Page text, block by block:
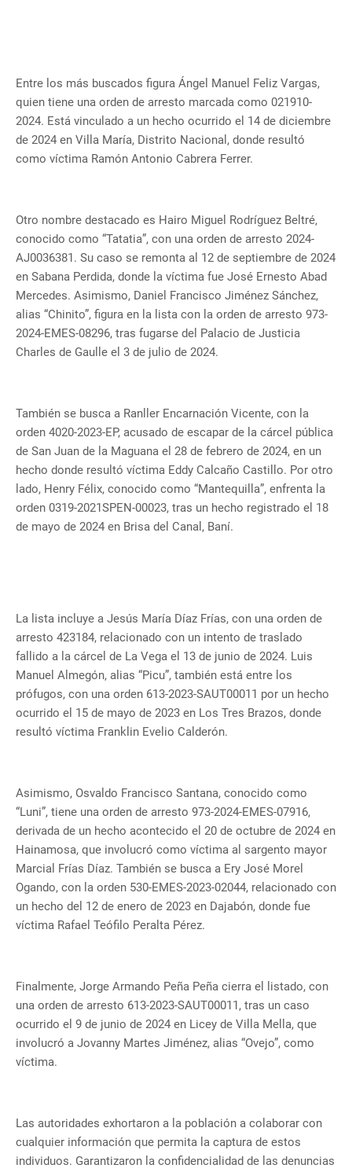
Entre los más buscados figura Ángel Manuel Feliz Vargas,
quien tiene una orden de arresto marcada como 021910-
2024. Está vinculado a un hecho ocurrido el 14 de diciembre
de 2024 en Villa María, Distrito Nacional, donde resultó
como víctima Ramón Antonio Cabrera Ferrer.
Otro nombre destacado es Hairo Miguel Rodríguez Beltré,
conocido como “Tatatia”, con una orden de arresto 2024-
AJ0036381. Su caso se remonta al 12 de septiembre de 2024
en Sabana Perdida, donde la víctima fue José Ernesto Abad
Mercedes. Asimismo, Daniel Francisco Jiménez Sánchez,
alias “Chinito”, figura en la lista con la orden de arresto 973-
2024-EMES-08296, tras fugarse del Palacio de Justicia
Charles de Gaulle el 3 de julio de 2024.
También se busca a Ranller Encarnación Vicente, con la
orden 4020-2023-EP, acusado de escapar de la cárcel pública
de San Juan de la Maguana el 28 de febrero de 2024, en un
hecho donde resultó víctima Eddy Calcaño Castillo. Por otro
lado, Henry Félix, conocido como “Mantequilla”, enfrenta la
orden 0319-2021SPEN-00023, tras un hecho registrado el 18
de mayo de 2024 en Brisa del Canal, Baní.
La lista incluye a Jesús María Díaz Frías, con una orden de
arresto 423184, relacionado con un intento de traslado
fallido a la cárcel de La Vega el 13 de junio de 2024. Luis
Manuel Almegón, alias “Picu”, también está entre los
prófugos, con una orden 613-2023-SAUT00011 por un hecho
ocurrido el 15 de mayo de 2023 en Los Tres Brazos, donde
resultó víctima Franklin Evelio Calderón.
Asimismo, Osvaldo Francisco Santana, conocido como
“Luni”, tiene una orden de arresto 973-2024-EMES-07916,
derivada de un hecho acontecido el 20 de octubre de 2024 en
Hainamosa, que involucró como víctima al sargento mayor
Marcial Frías Díaz. También se busca a Ery José Morel
Ogando, con la orden 530-EMES-2023-02044, relacionado con
un hecho del 12 de enero de 2023 en Dajabón, donde fue
víctima Rafael Teófilo Peralta Pérez.
Finalmente, Jorge Armando Peña Peña cierra el listado, con
una orden de arresto 613-2023-SAUT00011, tras un caso
ocurrido el 9 de junio de 2024 en Licey de Villa Mella, que
involucró a Jovanny Martes Jiménez, alias “Ovejo”, como
víctima.
Las autoridades exhortaron a la población a colaborar con
cualquier información que permita la captura de estos
individuos. Garantizaron la confidencialidad de las denuncias